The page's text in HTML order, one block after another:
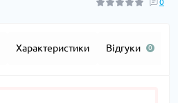
Характеристики Відгуки 0